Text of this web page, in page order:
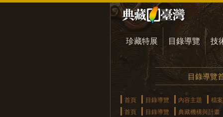
珍藏特展 目錄導覽 技
目錄導覽
首頁 目錄導覽 內容主題
檔案
首頁
目錄導覽 典藏機構與計畫